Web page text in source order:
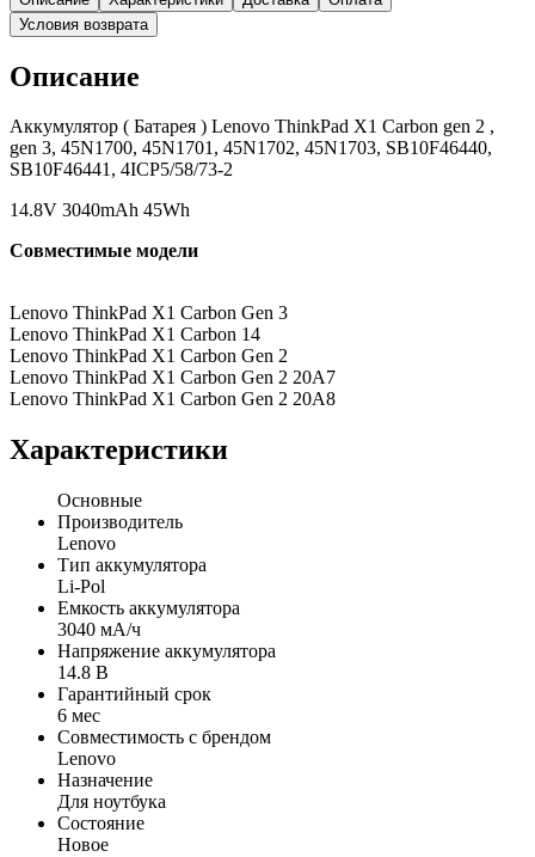
Условия возврата
Описание
Аккумулятор ( Батарея ) Lenovo ThinkPad X1 Carbon gen 2 ,
gen 3, 45N1700, 45N1701, 45N1702, 45N1703, SB10F46440,
SB10F46441, 4ICP5/58/73-2
14.8V 3040mAh 45Wh
Совместимые модели
Lenovo ThinkPad X1 Carbon Gen 3
Lenovo ThinkPad X1 Carbon 14
Lenovo ThinkPad X1 Carbon Gen 2
Lenovo ThinkPad X1 Carbon Gen 2 20A7
Lenovo ThinkPad X1 Carbon Gen 2 20A8
Характеристики
Основные
Производитель
Lenovo
Тип аккумулятора
Li-Pol
Емкость аккумулятора
3040 мА/ч
Напряжение аккумулятора
14.8 В
Гарантийный срок
6 мес
Совместимость с брендом
Lenovo
Назначение
Для ноутбука
Состояние
Новое